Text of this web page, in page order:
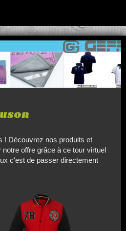
! Découvrez nos produits et
offre grâce à ce tour virtuel
c'est de passer directement